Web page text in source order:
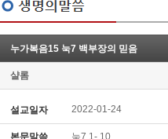
05-26 (고린도전서12) 고전7:23-40 ...
05-20 (고린도전서10) 고전6:1~11 ...
05-20 (고린도전서9) 고전5:1-13 ...
누가복음15 눅7 백부장의 믿음
샬롬
설교일자 2022-01-24
본문말씀 눅7 1- 10